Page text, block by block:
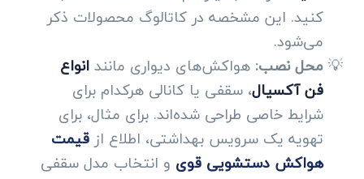
کنید. این مشخصه در کاتالوگ محصولات ذکر
می‌شود.
محل نصب: هواکش‌های دیواری مانندانواع
فن آکسیال، سقفی یا کانالی هرکدام برای
شرایط خاصی طراحی شده‌اند. برای مثال، برای
تهویه یک سرویس بهداشتی، اطلاع از قیمت
هواکش دستشویی قوی و انتخاب مدل سقفی